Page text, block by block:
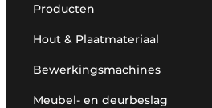
Producten
Hout & Plaatmateriaal
Bewerkingsmachines
Meubel- en deurbeslag